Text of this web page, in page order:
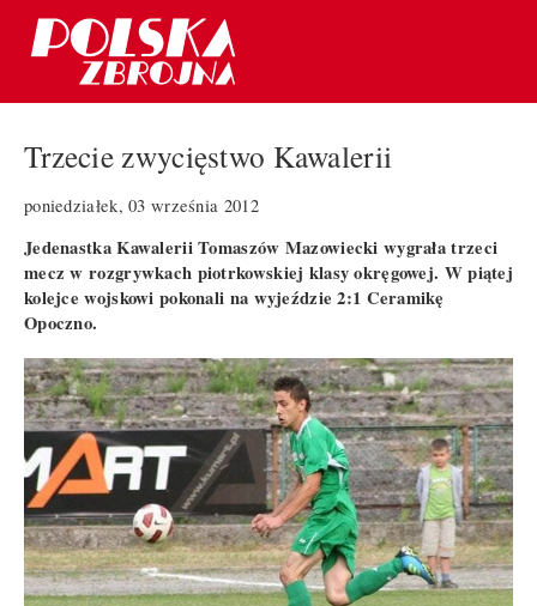
Trzecie zwycięstwo Kawalerii
poniedziałek, 03 września 2012
Jedenastka Kawalerii Tomaszów Mazowiecki wygrała trzeci
mecz w rozgrywkach piotrkowskiej klasy okręgowej. W piątej
kolejce wojskowi pokonali na wyjeździe 2:1 Ceramikę
Opoczno.